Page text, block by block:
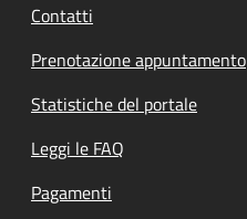
Contatti
Prenotazione appuntamento
Statistiche del portale
Leggi le FAQ
Pagamenti